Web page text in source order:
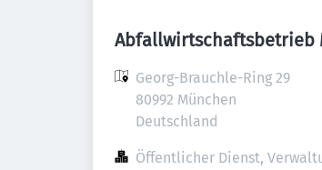
Abfallwirtschaftsbetrieb
Georg-Brauchle-Ring 29
80992 München
Deutschland
Öffentlicher Dienst,